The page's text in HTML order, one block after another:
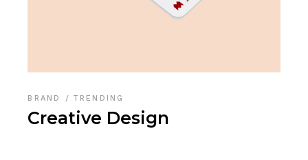
BRAND TRENDING
Creative Design